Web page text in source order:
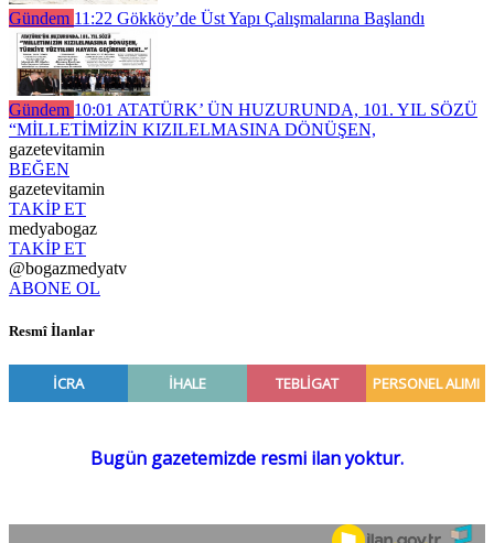
Gündem 11:22 Gökköy’de Üst Yapı Çalışmalarına Başlandı
Gündem 10:01 ATATÜRK’ ÜN HUZURUNDA, 101. YIL SÖZÜ
“MİLLETİMİZİN KIZILELMASINA DÖNÜŞEN,
gazetevitamin
BEĞEN
gazetevitamin
TAKİP ET
medyabogaz
TAKİP ET
@bogazmedyatv
ABONE OL
Resmî İlanlar